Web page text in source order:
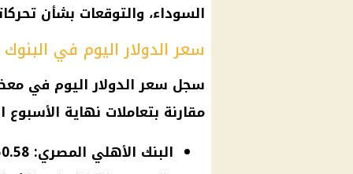
السوداء، والتوقعات بشأن
سعر الدولار اليوم في
مقارنة بتعاملات نهاية
البنك الأهلي المصري: 50.58 جنيه للشراء، و50.68 جنيه للبيع.